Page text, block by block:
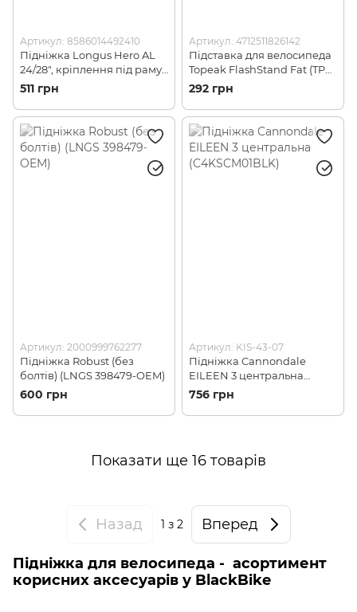
Артикул: 8586014492410
Підніжка Longus Hero AL
24/28", кріплення під раму,
Black (LNGS 398495)
511 грн
Артикул: 4712511826142
Підставка для велосипеда
Topeak FlashStand Fat (TPK
TW007)
292 грн
Артикул: 2000999762277
Підніжка Robust (без
болтів) (LNGS 398479-OEM)
600 грн
Артикул: KIS-43-07
Підніжка Cannondale
EILEEN 3 центральна
(C4KSCM01BLK)
756 грн
Показати ще 16 товарів
Назад 1 з 2 Вперед
Підніжка для велосипеда - асортимент
корисних аксесуарів у BlackBike